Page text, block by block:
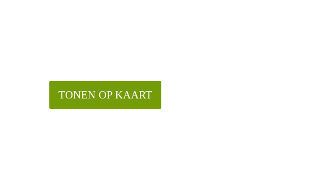
TONEN OP KAART